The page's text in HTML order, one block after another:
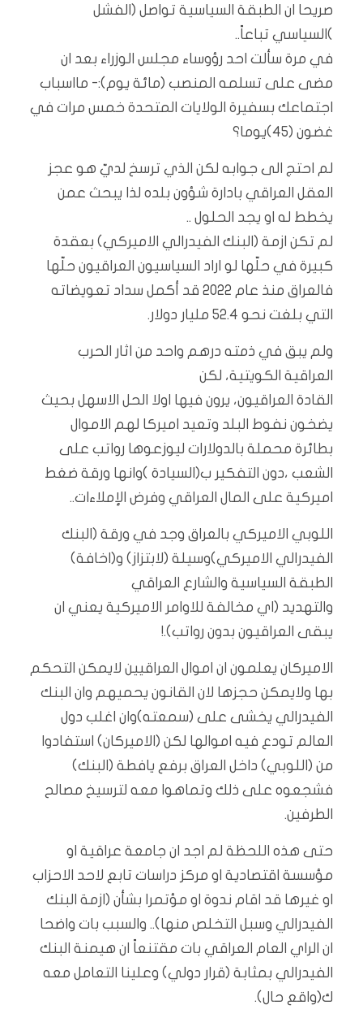
صريحا ان الطبقة السياسية تواصل (الفشل
)السياسي تباعاً..
في مرة سألت احد رؤوساء مجلس الوزراء بعد ان
مضى على تسلمه المنصب (مائة يوم):- مااسباب
اجتماعك بسفيرة الولايات المتحدة خمس مرات في
غضون (٤٥)يوما؟
لم احتج الى جوابه لكن الذي ترسخ لديّ هو عجز
العقل العراقي بادارة شؤون بلده لذا يبحث عمن
يخطط له او يجد الحلول ..
لم تكن ازمة (البنك الفيدرالي الاميركي) بعقدة
كبيرة في حلّها لو اراد السياسيون العراقيون حلّها
فالعراق منذ عام 2022 قد أكمل سداد تعويضاته
التي بلغت نحو 52.4 مليار دولار.
ولم يبق في ذمته درهم واحد من اثار الحرب
العراقية الكويتية، لكن
القادة العراقيون، يرون فيها اولا الحل الاسهل بحيث
يضخون نفوط البلد وتعيد اميركا لهم الاموال
بطائرة محملة بالدولارات ليوزعوها رواتب على
الشعب ،دون التفكير ب(السيادة )وانها ورقة ضغط
اميركية على المال العراقي وفرض الإملاءات..
اللوبي الاميركي بالعراق وجد في ورقة (البنك
الفيدرالي الاميركي)وسيلة (لابتزاز) و(اخافة)
الطبقة السياسية والشارع العراقي
والتهديد (اي مخالفة للاوامر الاميركية يعني ان
يبقى العراقيون بدون رواتب).!
الاميركان يعلمون ان اموال العراقيين لايمكن التحكم
بها ولايمكن حجزها لان القانون يحميهم وان البنك
الفيدرالي يخشى على (سمعته)وان اغلب دول
العالم تودع فيه اموالها لكن (الاميركان) استفادوا
من (اللوبي) داخل العراق برفع يافطة (البنك)
فشجعوه على ذلك وتماهوا معه لترسيخ مصالح
الطرفين.
حتى هذه اللحظة لم اجد ان جامعة عراقية او
مؤسسة اقتصادية او مركز دراسات تابع لاحد الاحزاب
او غيرها قد اقام ندوة او مؤتمرا بشأن (ازمة البنك
الفيدرالي وسبل التخلص منها).. والسبب بات واضحا
ان الراي العام العراقي بات مقتنعاً ان هيمنة البنك
الفيدرالي بمثابة (قرار دولي) وعلينا التعامل معه
ك(واقع حال).